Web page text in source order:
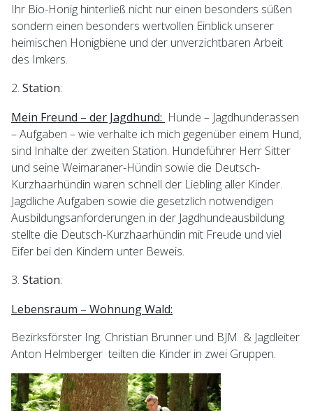
Ihr Bio-Honig hinterließ nicht nur einen besonders süßen
sondern einen besonders wertvollen Einblick unserer
heimischen Honigbiene und der unverzichtbaren Arbeit
des Imkers.
Station:
Mein Freund – der Jagdhund: Hunde – Jagdhunderassen
– Aufgaben – wie verhalte ich mich gegenüber einem Hund,
sind Inhalte der zweiten Station. Hundeführer Herr Sitter
und seine Weimaraner-Hündin sowie die Deutsch-
Kurzhaarhündin waren schnell der Liebling aller Kinder.
Jagdliche Aufgaben sowie die gesetzlich notwendigen
Ausbildungsanforderungen in der Jagdhundeausbildung
stellte die Deutsch-Kurzhaarhündin mit Freude und viel
Eifer bei den Kindern unter Beweis.
Station:
Lebensraum – Wohnung Wald:
Bezirksförster Ing. Christian Brunner und BJM & Jagdleiter
Anton Helmberger teilten die Kinder in zwei Gruppen.